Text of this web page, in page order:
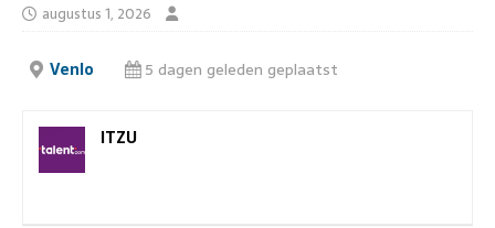
augustus 1, 2026
Venlo 5 dagen geleden geplaatst
ITZU